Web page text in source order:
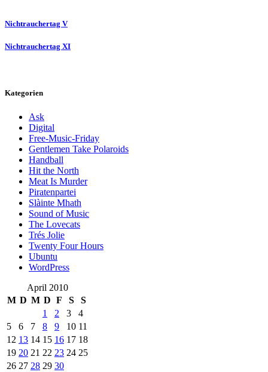
Nichtrauchertag V
Nichtrauchertag XI
Kategorien
Ask
Digital
Free-Music-Friday
Gentlemen Take Polaroids
Handball
Hit the North
Meat Is Murder
Piratenpartei
Slàinte Mhath
Sound of Music
The Lovecats
Trés Jolie
Twenty Four Hours
Ubuntu
WordPress
April 2010
M D M D F S
S
1
2 3
4
5
6 7 8 9 10 11
12 13 14 15 16 17 18
19 20 21 22 23 24 25
26 27 28 29 30